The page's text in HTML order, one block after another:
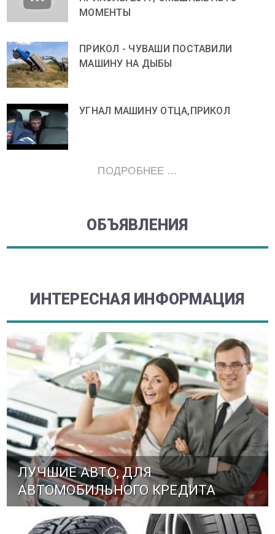
МОМЕНТЫ
ПРИКОЛ - ЧУВАШИ ПОСТАВИЛИ
МАШИНУ НА ДЫБЫ
УГНАЛ МАШИНУ ОТЦА,ПРИКОЛ
ПОДРОБНЕЕ ...
ОБЪЯВЛЕНИЯ
ИНТЕРЕСНАЯ ИНФОРМАЦИЯ
ЛУЧШИЕ АВТО, ДЛЯ
АВТОМОБИЛЬНОГО КРЕДИТА